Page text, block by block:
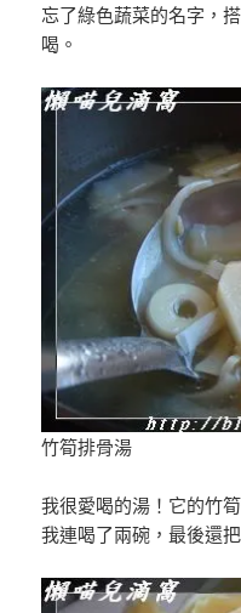
忘了綠色蔬菜的名字，
喝。
竹筍排骨湯
我很愛喝的湯！它的竹
我連喝了兩碗，最後還